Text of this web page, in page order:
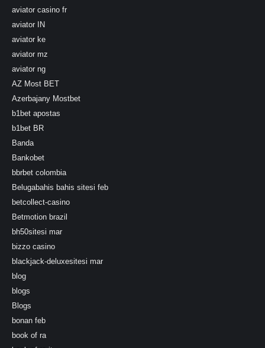
aviator casino fr
aviator IN
aviator ke
aviator mz
aviator ng
AZ Most BET
Azerbajany Mostbet
b1bet apostas
b1bet BR
Banda
Bankobet
bbrbet colombia
Belugabahis bahis sitesi feb
betcollect-casino
Betmotion brazil
bh50sitesi mar
bizzo casino
blackjack-deluxesitesi mar
blog
blogs
Blogs
bonan feb
book of ra